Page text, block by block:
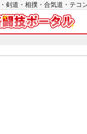
剣道・相撲・合気道・テ